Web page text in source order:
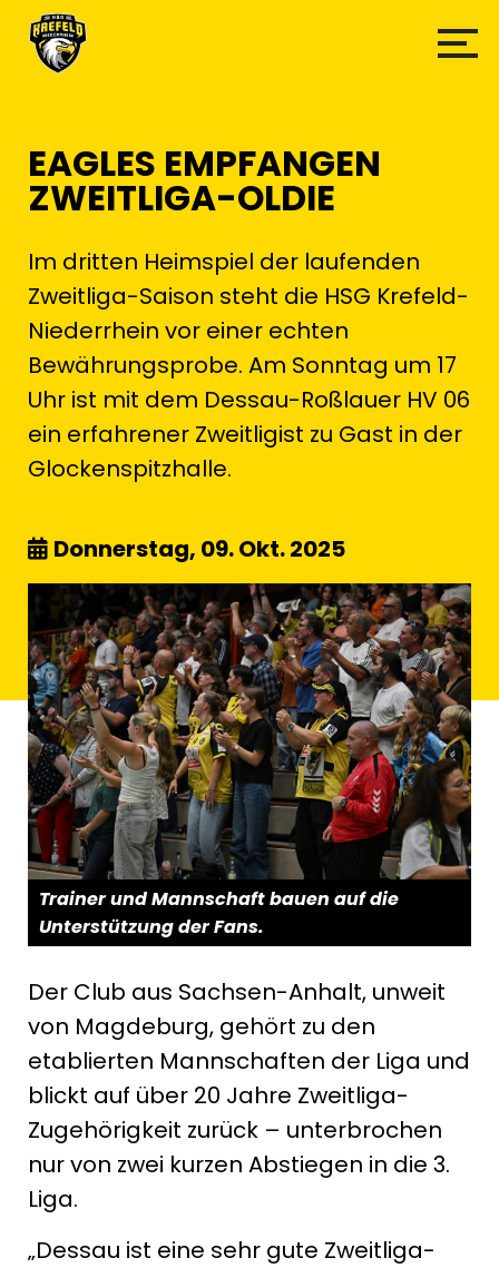
EAGLES EMPFANGEN
ZWEITLIGA-OLDIE
Im dritten Heimspiel der laufenden
Zweitliga-Saison steht die HSG Krefeld-
Niederrhein vor einer echten
Bewährungsprobe. Am Sonntag um 17
Uhr ist mit dem Dessau-Roßlauer HV 06
ein erfahrener Zweitligist zu Gast in der
Glockenspitzhalle.
Donnerstag, 09. Okt. 2025
Trainer und Mannschaft bauen auf die
Unterstützung der Fans.
Der Club aus Sachsen-Anhalt, unweit
von Magdeburg, gehört zu den
etablierten Mannschaften der Liga und
blickt auf über 20 Jahre Zweitliga-
Zugehörigkeit zurück – unterbrochen
nur von zwei kurzen Abstiegen in die 3.
Liga.
„Dessau ist eine sehr gute Zweitliga-